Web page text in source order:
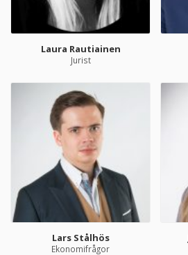
Laura Rautiainen
Jurist
Lars Stålhös
Ekonomifrågor